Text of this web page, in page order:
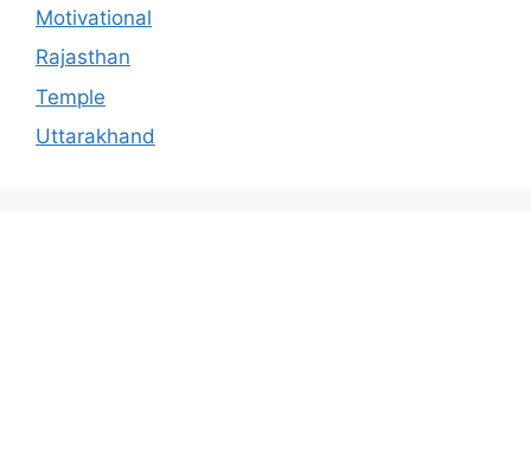
Motivational
Rajasthan
Temple
Uttarakhand